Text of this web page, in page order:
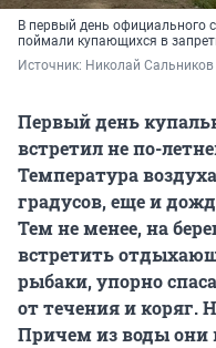
В первый день официального
поймали купающихся в
Источник: Николай Сальников
Первый день
встретил не по-
Температура
градусов, еще и
Тем не менее, на
встретить
рыбаки, упорно
от течения и коряг.
Причем из воды они